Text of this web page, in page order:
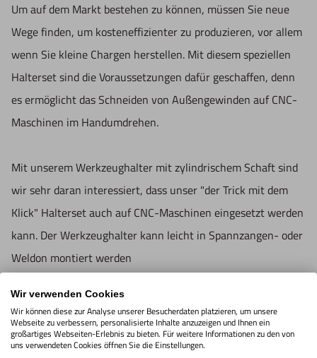
Schneidbare Gewindelänge: 50mm
Inhalt
1 Werkzeughalter mit Aufsteckdorn zylindrisch Ø 16 mm
1 Schneideisenhalter 20x7/5 für M3 - M6, UNC No.5x40 -
1 Schneideisenhalter 25x9 für M7 - M9, UNC 5/16 "x18,
mit den Abmessungen d: 25 und h: 9
1 Schneideisenhalter 30x11 für M10 - M11, UNC 3/8 "x16
- 7/16 "x14, mit den Abmessungen d: 30 und h: 11
1 Schneideisenhalter 38x14/10 für M12 - M14, UNC 1/2
"x13 - 9/16 "x12, mit den Abmessungen d: 38 und h: 14
Um auf dem Markt bestehen zu können, müssen Sie neue
Wege finden, um kosteneffizienter zu produzieren, vor allem
wenn Sie kleine Chargen herstellen. Mit diesem speziellen
Halterset sind die Voraussetzungen dafür geschaffen, denn
es ermöglicht das Schneiden von Außengewinden auf CNC-
Maschinen im Handumdrehen.
Mit unserem Werkzeughalter mit zylindrischem Schaft sind
wir sehr daran interessiert, dass unser "der Trick mit dem
Klick" Halterset auch auf CNC-Maschinen eingesetzt werden
kann. Der Werkzeughalter kann leicht in Spannzangen- oder
Weldon montiert werden
eine äußerst vielseitige Verwendung ermöglicht. Der Bereich
der Außengewinde reicht von M3 bis M14 oder UNC Nr. 1/2
"x13 - 9/16 "x12.
Wir verwenden Cookies
Wir können diese zur Analyse unserer Besucherdaten platzieren, um unsere
Webseite zu verbessern, personalisierte Inhalte anzuzeigen und Ihnen ein
großartiges Webseiten-Erlebnis zu bieten. Für weitere Informationen zu den von
uns verwendeten Cookies öffnen Sie die Einstellungen.